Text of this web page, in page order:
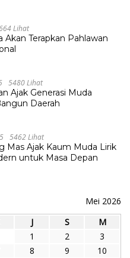
Lihat
Akan Terapkan Pahlawan
5480 Lihat
Ajak Generasi Muda
Daerah
5462 Lihat
Mas Ajak Kaum Muda Lirik
untuk Masa Depan
Mei 2026
J S
M
1
2
3
8 9
10